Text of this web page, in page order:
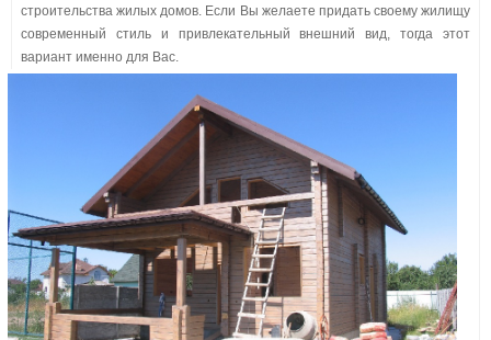
строительства жилых домов. Если Вы желаете придать своему жилищу
современный стиль и привлекательный внешний вид, тогда этот
вариант именно для Вас.